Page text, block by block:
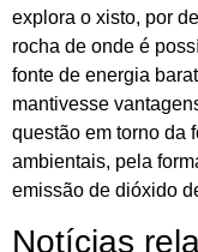
explora o xisto, por
rocha de onde é
fonte de energia
mantivesse
questão em torno da
ambientais, pela
emissão de dióxido
Notícias